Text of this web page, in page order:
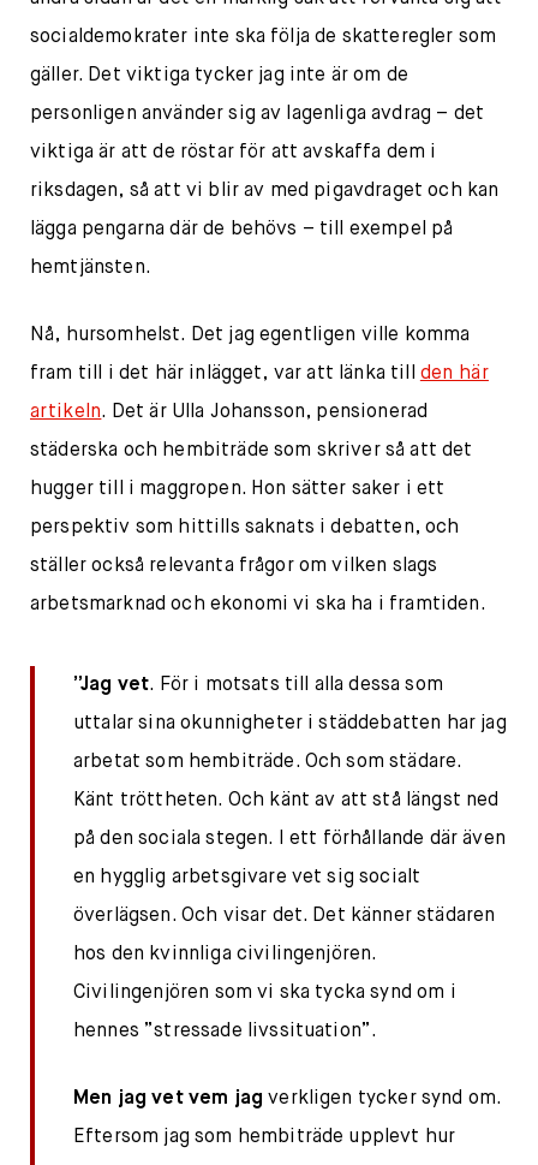
socialdemokrater inte ska följa de skatteregler som
gäller. Det viktiga tycker jag inte är om de
personligen använder sig av lagenliga avdrag – det
viktiga är att de röstar för att avskaffa dem i
riksdagen, så att vi blir av med pigavdraget och kan
lägga pengarna där de behövs – till exempel på
hemtjänsten.
Nå, hursomhelst. Det jag egentligen ville komma
fram till i det här inlägget, var att länka till den här
artikeln. Det är Ulla Johansson, pensionerad
städerska och hembiträde som skriver så att det
hugger till i maggropen. Hon sätter saker i ett
perspektiv som hittills saknats i debatten, och
ställer också relevanta frågor om vilken slags
arbetsmarknad och ekonomi vi ska ha i framtiden.
”Jag vet. För i motsats till alla dessa som
uttalar sina okunnigheter i städdebatten har jag
arbetat som hembiträde. Och som städare.
Känt tröttheten. Och känt av att stå längst ned
på den sociala stegen. I ett förhållande där även
en hygglig arbetsgivare vet sig socialt
överlägsen. Och visar det. Det känner städaren
hos den kvinnliga civilingenjören.
Civilingenjören som vi ska tycka synd om i
hennes ”stressade livssituation”.
Men jag vet vem jag verkligen tycker synd om.
Eftersom jag som hembiträde upplevt hur